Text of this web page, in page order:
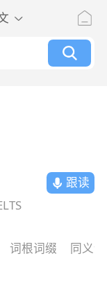
跟读
词根词缀 同义词